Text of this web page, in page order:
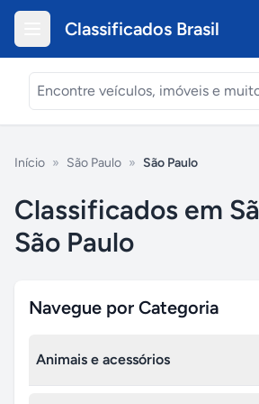
Classificados Brasil
Início » São Paulo » São Paulo
Classificados em
São Paulo
Navegue por Categoria
Animais e acessórios